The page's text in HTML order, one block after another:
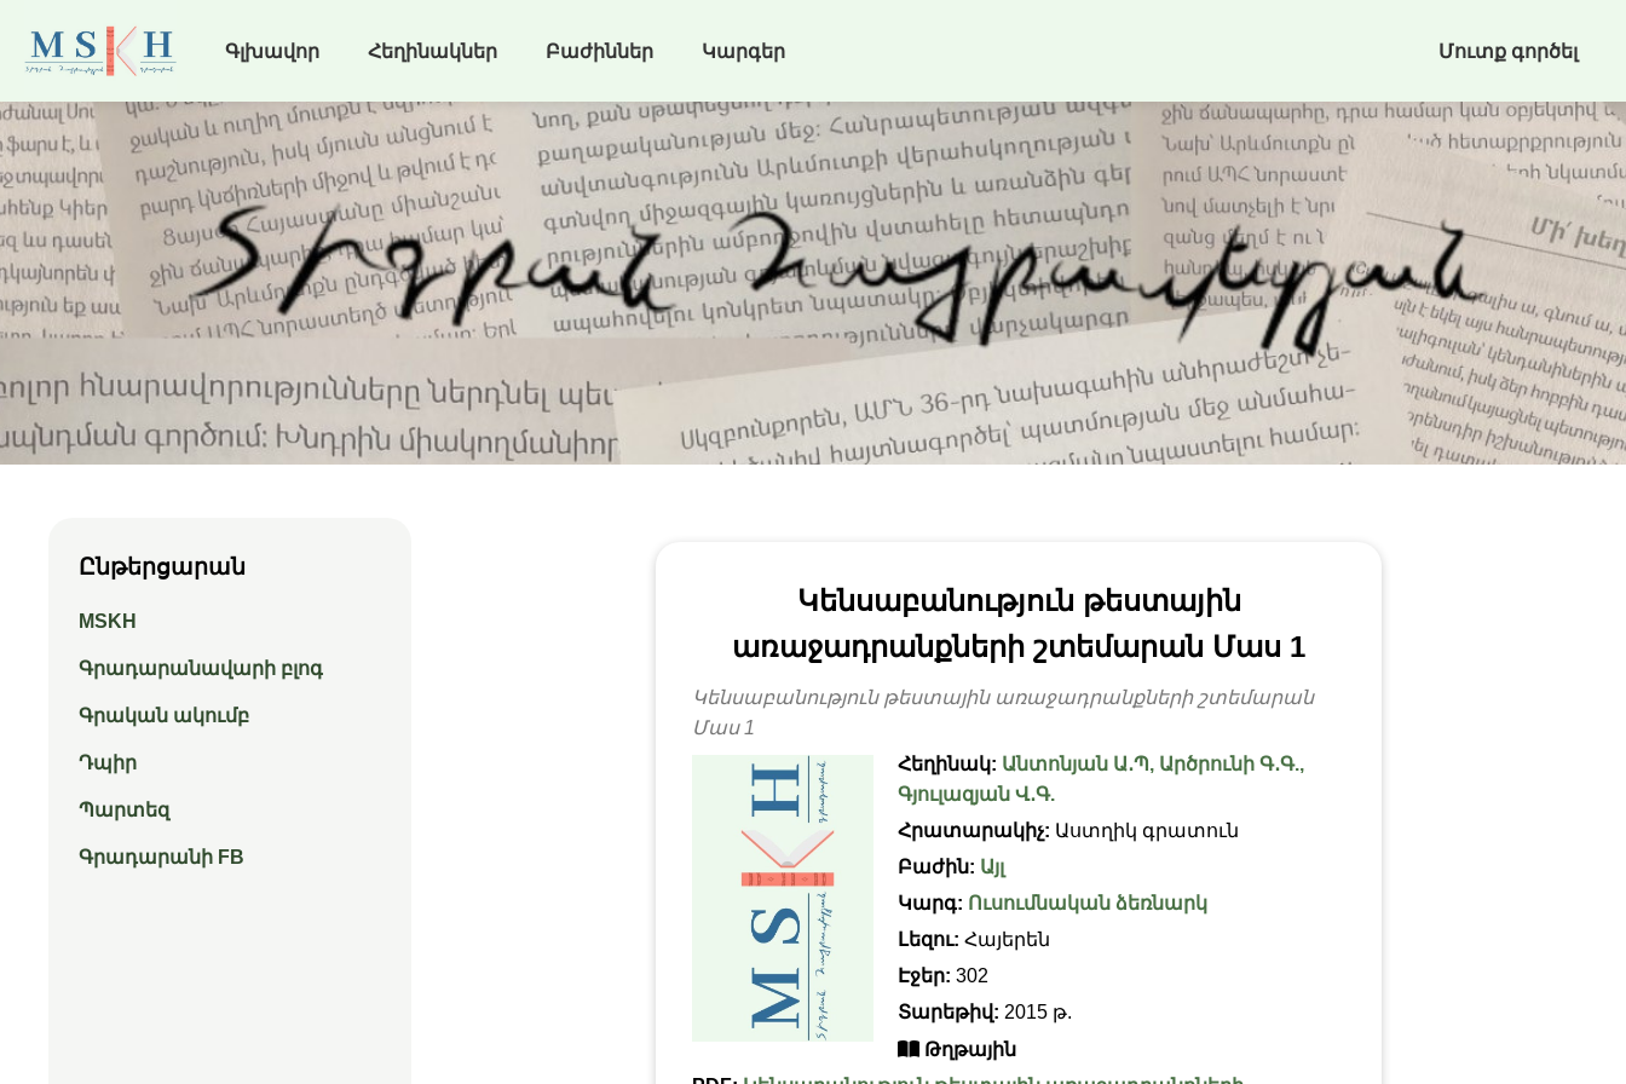
Գլխավոր Հեղինակներ Բաժիններ Կարգեր Մուտք գործել
Ընթերցարան
MSKH
Գրադարանավարի բլոգ
Գրական ակումբ
Դպիր
Պարտեզ
Գրադարանի FB
Կենսաբանություն թեստային
առաջադրանքների շտեմարան Մաս 1
Կենսաբանություն թեստային առաջադրանքների շտեմարան
Մաս 1
Հեղինակ: Անտոնյան Ա․Պ, Արծրունի Գ․Գ.,
Գյուլազյան Վ․Գ.
Հրատարակիչ: Աստղիկ գրատուն
Բաժին: Այլ
Կարգ: Ուսումնական ձեռնարկ
Լեզու: Հայերեն
Էջեր: 302
Տարեթիվ: 2015 թ.
Թղթային